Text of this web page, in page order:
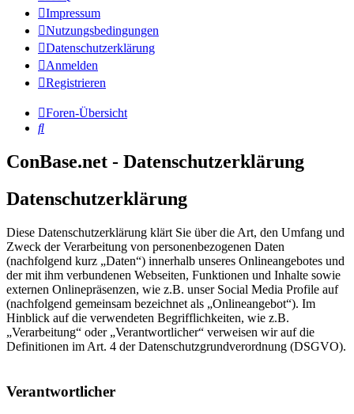
Impressum
Nutzungsbedingungen
Datenschutzerklärung
Anmelden
Registrieren
Foren-Übersicht
Suche
ConBase.net - Datenschutzerklärung
Datenschutzerklärung
Diese Datenschutzerklärung klärt Sie über die Art, den Umfang und
Zweck der Verarbeitung von personenbezogenen Daten
(nachfolgend kurz „Daten“) innerhalb unseres Onlineangebotes und
der mit ihm verbundenen Webseiten, Funktionen und Inhalte sowie
externen Onlinepräsenzen, wie z.B. unser Social Media Profile auf
(nachfolgend gemeinsam bezeichnet als „Onlineangebot“). Im
Hinblick auf die verwendeten Begrifflichkeiten, wie z.B.
„Verarbeitung“ oder „Verantwortlicher“ verweisen wir auf die
Definitionen im Art. 4 der Datenschutzgrundverordnung (DSGVO).
Verantwortlicher